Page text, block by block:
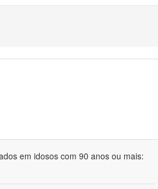
em idosos com 90 anos ou mais: